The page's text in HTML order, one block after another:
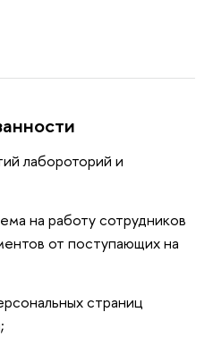
лабороторий и
на работу сотрудников
от поступающих на
страниц